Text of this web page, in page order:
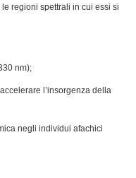
regioni spettrali in cui essi si
nm);
l’insorgenza della
negli individui afachici